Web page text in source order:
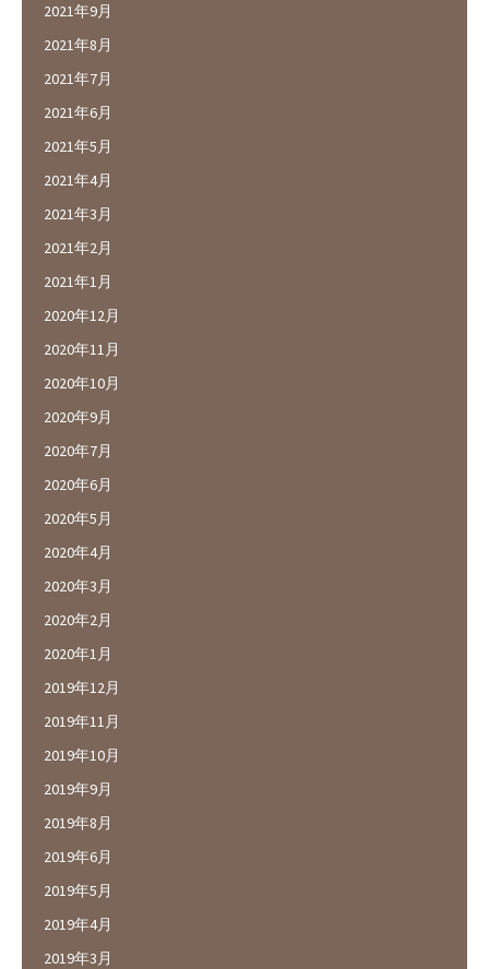
2021年9月
2021年8月
2021年7月
2021年6月
2021年5月
2021年4月
2021年3月
2021年2月
2021年1月
2020年12月
2020年11月
2020年10月
2020年9月
2020年7月
2020年6月
2020年5月
2020年4月
2020年3月
2020年2月
2020年1月
2019年12月
2019年11月
2019年10月
2019年9月
2019年8月
2019年6月
2019年5月
2019年4月
2019年3月